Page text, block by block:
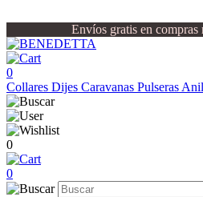
Envíos gratis en compras
0
Collares Dijes Caravanas Pulseras
0
0